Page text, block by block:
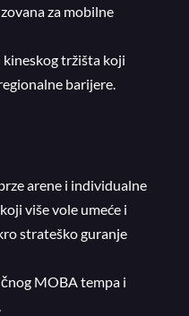
za mobilne
kineskog tržišta koji
barijere.
arene i individualne
više vole umeće i
strateško guranje
MOBA tempa i